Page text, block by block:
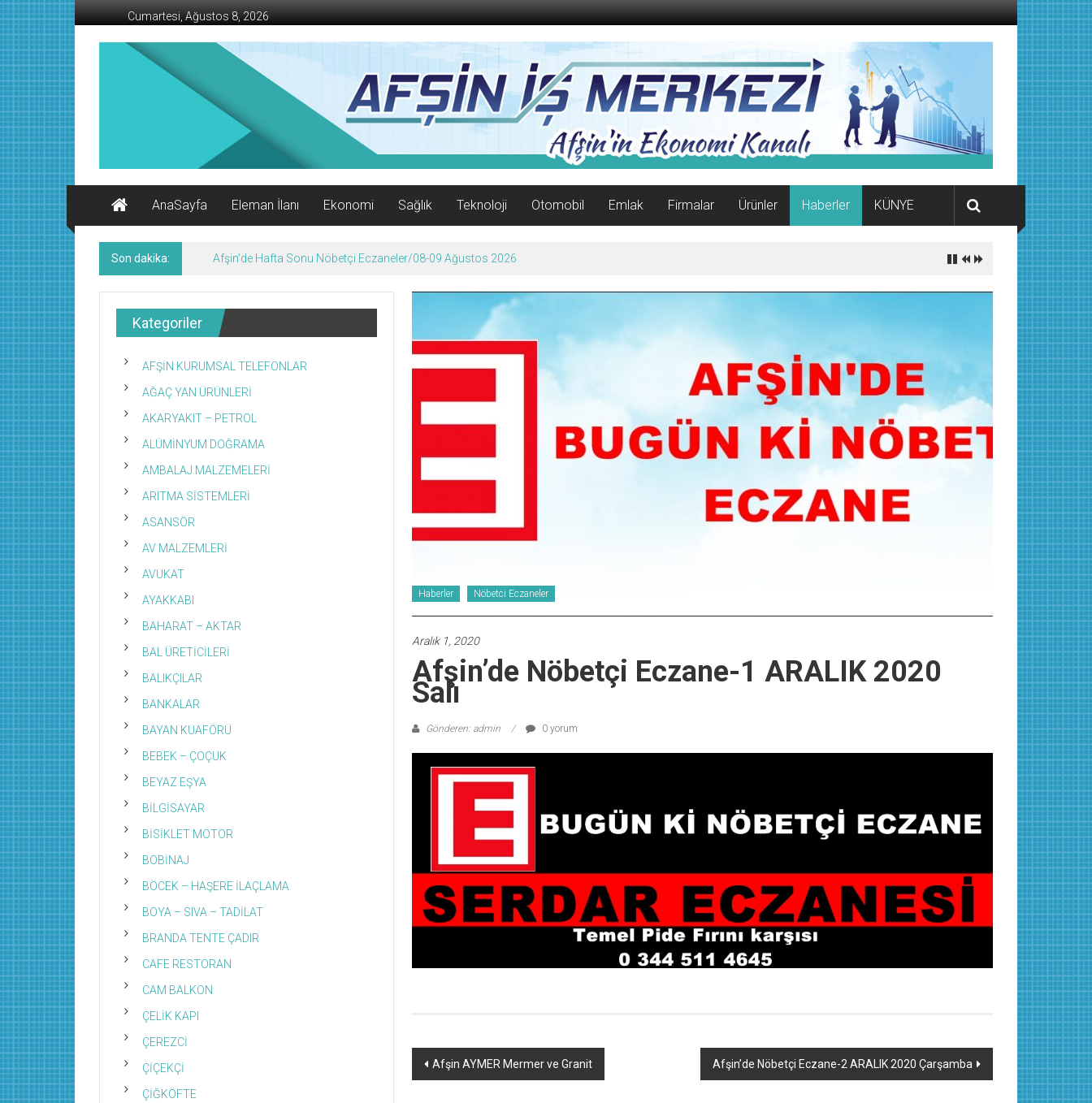
İçeriğe
geç
Cumartesi, Ağustos 8, 2026
AFŞİN
Ekonomi
Kanalı
AnaSayfa
Eleman İlanı Ekonomi Sağlık Teknoloji Otomobil Emlak Firmalar Ürünler Haberler KÜNYE
Son dakika: Afşin’de Hafta Sonu Nöbetçi Eczaneler/08-09 Ağustos 2026
Haberler Nöbetci Eczaneler
Aralık 1, 2020
Afşin’de Nöbetçi Eczane-1 ARALIK 2020
Salı
Gönderen: admin 0 yorum
Yazı
Afşin AYMER Mermer ve Granit Afşin’de Nöbetçi Eczane-2 ARALIK 2020 Çarşamba
Kategoriler
AFŞİN KURUMSAL TELEFONLAR
AĞAÇ YAN ÜRÜNLERİ
AKARYAKIT – PETROL
ALÜMİNYUM DOĞRAMA
AMBALAJ MALZEMELERİ
ARITMA SİSTEMLERİ
ASANSÖR
AV MALZEMLERİ
AVUKAT
AYAKKABI
BAHARAT – AKTAR
BAL ÜRETİCİLERİ
BALIKÇILAR
BANKALAR
BAYAN KUAFÖRÜ
BEBEK – ÇOÇUK
BEYAZ EŞYA
BİLGİSAYAR
BİSİKLET MOTOR
BOBİNAJ
BÖCEK – HAŞERE İLAÇLAMA
BOYA – SIVA – TADİLAT
BRANDA TENTE ÇADIR
CAFE RESTORAN
CAM BALKON
ÇELİK KAPI
ÇEREZCİ
ÇİÇEKÇİ
ÇİĞKÖFTE